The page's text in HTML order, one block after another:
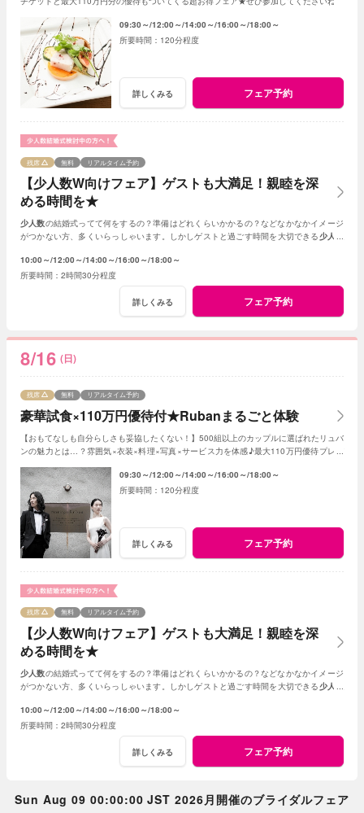
09:30～ 12:00～ 14:00～ 16:00～ 18:00～
120分程度
詳しくみる フェア予約
【少人数W向けフェア】ゲストも大満足！親睦を深
める時間を★
残席 無料 リアルタイム予約
少人数の結婚式ってて何をするの？準備はどれくらいかかるの？などなかなかイメージ
がつかない方、多くいらっしゃいます。しかしゲストと過ごす時間を大切できる少人数
10:00～ 12:00～ 14:00～ 16:00～ 18:00～
2時間30分程度
詳しくみる フェア予約
8/16 (日)
豪華試食×110万円優待付★Rubanまるごと体験
残席 無料 リアルタイム予約
【おもてなしも自分らしさも妥協したくない！】500組以上のカップルに選ばれたリュバ
ンの魅力とは…？雰囲気×衣装×料理×写真×サービス力を体感♪最大110万円優待プレゼ
09:30～ 12:00～ 14:00～ 16:00～ 18:00～
120分程度
詳しくみる フェア予約
【少人数W向けフェア】ゲストも大満足！親睦を深
める時間を★
残席 無料 リアルタイム予約
少人数の結婚式ってて何をするの？準備はどれくらいかかるの？などなかなかイメージ
がつかない方、多くいらっしゃいます。しかしゲストと過ごす時間を大切できる少人数
10:00～ 12:00～ 14:00～ 16:00～ 18:00～
2時間30分程度
詳しくみる フェア予約
Sun Aug 09 00:00:00 JST 2026月開催のブライダルフェア